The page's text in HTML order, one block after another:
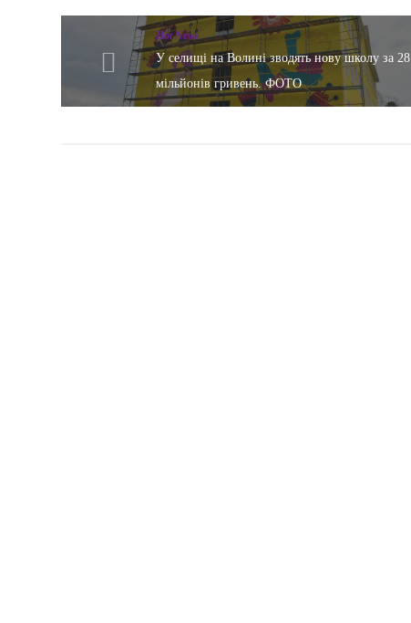
Hot News
У селищі на Волині зводять нову школу за 28
мільйонів гривень. ФОТО